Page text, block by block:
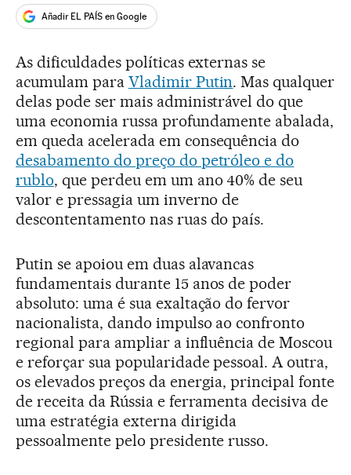
Añadir EL PAÍS en Google
As dificuldades políticas externas se
acumulam para Vladimir Putin. Mas qualquer
delas pode ser mais administrável do que
uma economia russa profundamente abalada,
em queda acelerada em consequência do
desabamento do preço do petróleo e do
rublo, que perdeu em um ano 40% de seu
valor e pressagia um inverno de
descontentamento nas ruas do país.
Putin se apoiou em duas alavancas
fundamentais durante 15 anos de poder
absoluto: uma é sua exaltação do fervor
nacionalista, dando impulso ao confronto
regional para ampliar a influência de Moscou
e reforçar sua popularidade pessoal. A outra,
os elevados preços da energia, principal fonte
de receita da Rússia e ferramenta decisiva de
uma estratégia externa dirigida
pessoalmente pelo presidente russo.